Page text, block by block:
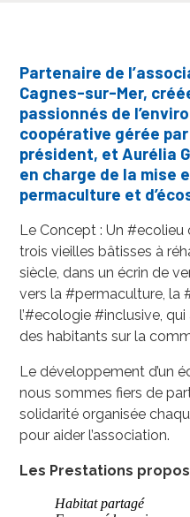
Partenaire de
Cagnes-sur-Mer,
passionnés de
coopérative gérée
président, et Aurélia
en charge de la mise
permaculture et
Le Concept : Un#ecolieu
trois vieilles bâtisses à
siècle, dans un écrin de
vers la#permaculture, la
l’#ecologie #inclusive,
des habitants sur la
Le développement d’un
nous sommes fiers de
solidarité organisée
pour aider l’association.
Les Prestations
Habitat partagé